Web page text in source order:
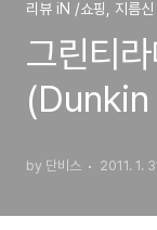
리뷰 iN /쇼핑, 지름신
그린티
(Dunkin
by 단비스 2011. 1.